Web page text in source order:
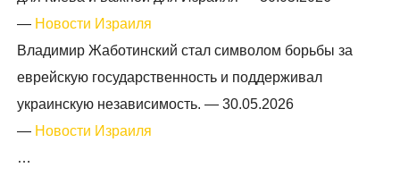
— Новости Израиля
Владимир Жаботинский стал символом борьбы за
еврейскую государственность и поддерживал
украинскую независимость. —30.05.2026
— Новости Израиля
…